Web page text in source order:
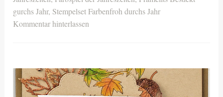
gurchs Jahr, Stempelset Farbenfroh durchs Jahr
Kommentar hinterlassen